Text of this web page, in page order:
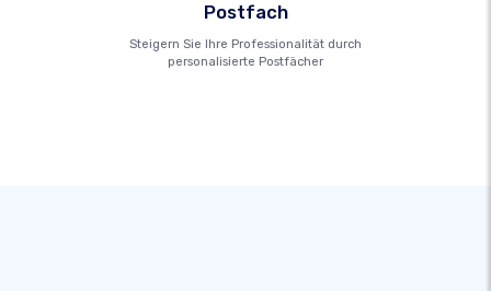
Postfach
Steigern Sie Ihre Professionalität durch
personalisierte Postfächer